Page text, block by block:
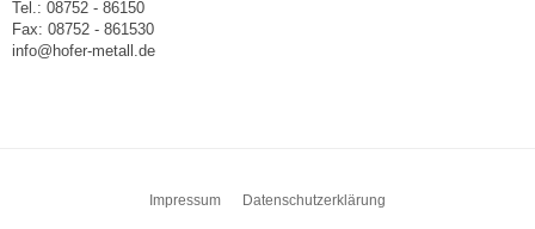
Tel.: 08752 - 86150
Fax: 08752 - 861530
info@hofer-metall.de
Impressum Datenschutzerklärung